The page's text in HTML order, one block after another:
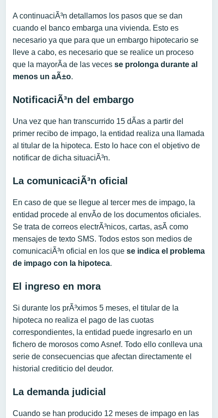
A continuaciÃ³n detallamos los pasos que se dan
cuando el banco embarga una vivienda. Esto es
necesario ya que para que un embargo hipotecario se
lleve a cabo, es necesario que se realice un proceso
que la mayorÃ­a de las veces se prolonga durante al
menos un aÃ±o.
NotificaciÃ³n del embargo
Una vez que han transcurrido 15 dÃ­as a partir del
primer recibo de impago, la entidad realiza una llamada
al titular de la hipoteca. Esto lo hace con el objetivo de
notificar de dicha situaciÃ³n.
La comunicaciÃ³n oficial
En caso de que se llegue al tercer mes de impago, la
entidad procede al envÃ­o de los documentos oficiales.
Se trata de correos electrÃ³nicos, cartas, asÃ­ como
mensajes de texto SMS. Todos estos son medios de
comunicaciÃ³n oficial en los que se indica el problema
de impago con la hipoteca.
El ingreso en mora
Si durante los prÃ³ximos 5 meses, el titular de la
hipoteca no realiza el pago de las cuotas
correspondientes, la entidad puede ingresarlo en un
fichero de morosos como Asnef. Todo ello conlleva una
serie de consecuencias que afectan directamente el
historial crediticio del deudor.
La demanda judicial
Cuando se han producido 12 meses de impago en las